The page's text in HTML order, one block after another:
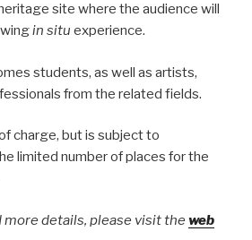
site where the audience will
in situ experience.
students, as well as artists,
from the related fields.
charge, but is subject to
limited number of places for the
details, please visit the web